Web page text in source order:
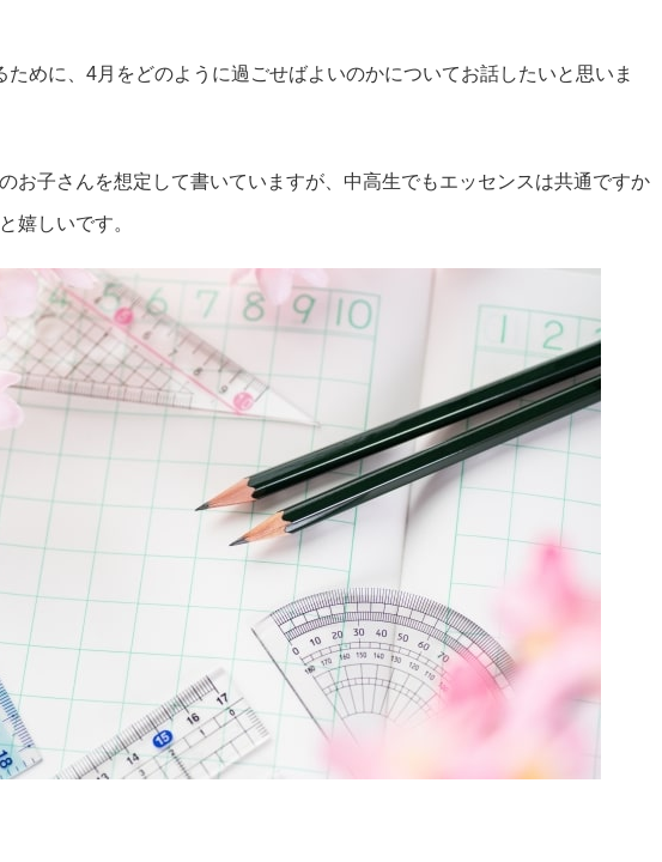
ために、4月をどのように過ごせばよいのかについてお話したいと思いま
お子さんを想定して書いていますが、中高生でもエッセンスは共通ですか
嬉しいです。